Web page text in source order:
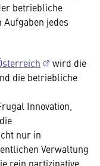
betriebliche
jedes
wird die
die betriebliche
Innovation,
nur in
Verwaltung
rein partizipative